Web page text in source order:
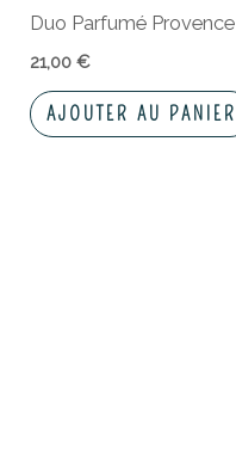
Duo Parfumé Provence
21,00€
AJOUTER AU PANIER